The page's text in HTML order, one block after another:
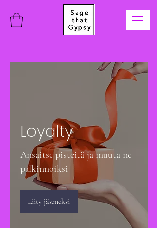
Loyalty
Ansaitse pisteitä ja muuta ne
palkinnoiksi
Liity jäseneksi